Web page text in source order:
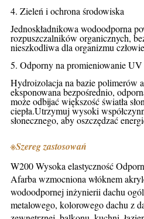
4. Zieleń i ochrona środowiska
Jednoskładnikowa wodoodporna
rozpuszczalników organicznych,
nieszkodliwa dla organizmu
5. Odporny na promieniowanie UV
Hydroizolacja na bazie polimerów
eksponowana bezpośrednio,
może odbijać większość światła
ciepła.Utrzymuj wysoki
słonecznego, aby oszczędzać
※Szereg zastosowań
W200 Wysoka elastyczność
Afarba wzmocniona włóknem
wodoodpornej inżynierii dachu
metalowego, kolorowego dachu z